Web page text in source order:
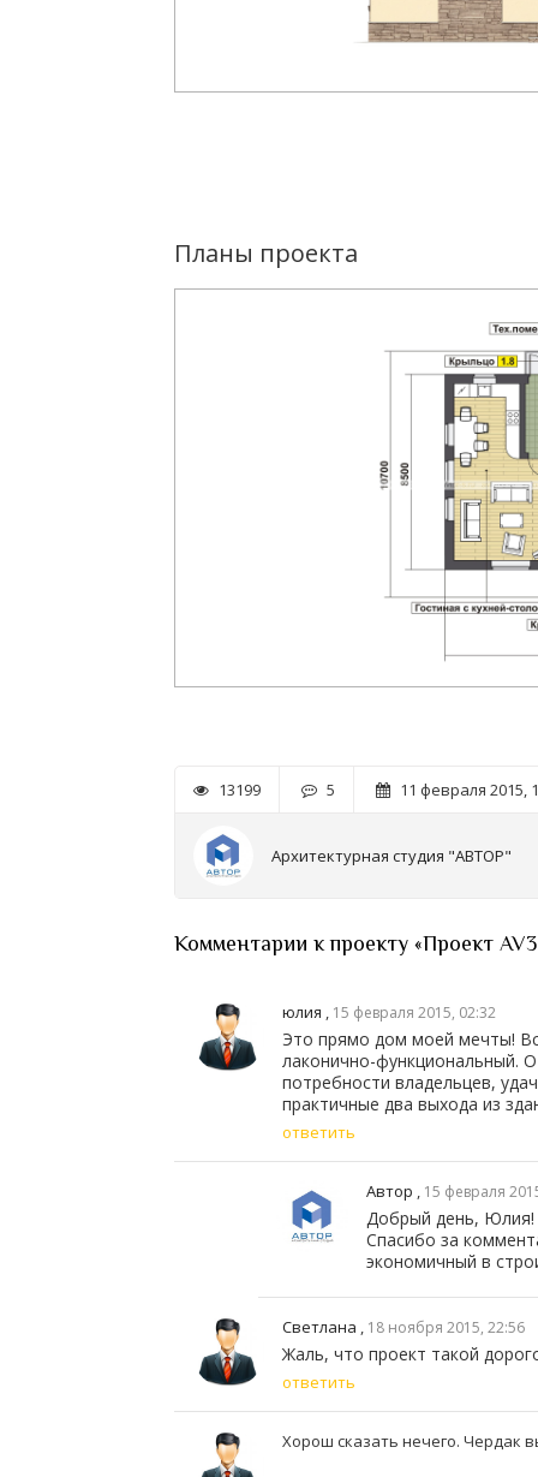
Планы проекта
13199 5 11 февраля 2015,
Архитектурная студия "АВТОР"
Комментарии к проекту «Проект
юлия , 15 февраля 2015, 02:32
Это прямо дом моей мечты!
лаконично-функциональный.
потребности владельцев,
практичные два выхода из
ответить
Автор , 15 февраля
Добрый день, Юлия!
Спасибо за
экономичный в
Светлана , 18 ноября 2015, 22:56
Жаль, что проект такой
ответить
Хорош сказать нечего. Чердак